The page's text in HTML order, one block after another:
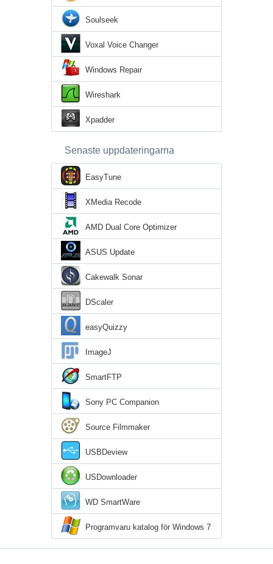
Soulseek
Voxal Voice Changer
Windows Repair
Wireshark
Xpadder
Senaste uppdateringarna
EasyTune
XMedia Recode
AMD Dual Core Optimizer
ASUS Update
Cakewalk Sonar
DScaler
easyQuizzy
ImageJ
SmartFTP
Sony PC Companion
Source Filmmaker
USBDeview
USDownloader
WD SmartWare
Programvaru katalog för Windows 7